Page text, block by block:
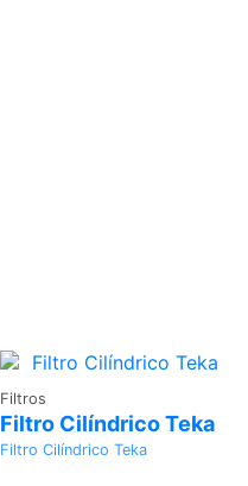
Filtros
Filtro Cilíndrico Teka
Filtro Cilíndrico Teka